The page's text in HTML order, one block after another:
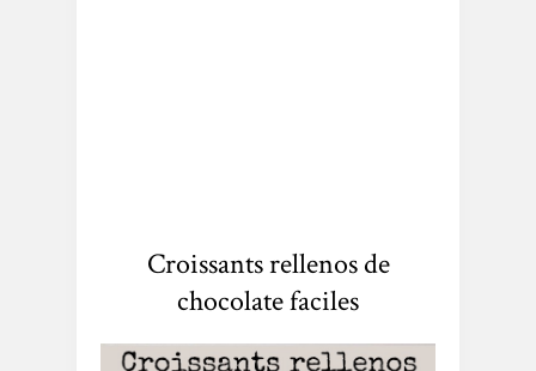
Croissants rellenos de
chocolate faciles